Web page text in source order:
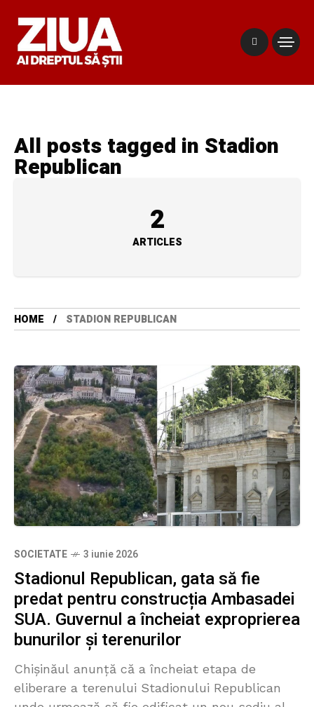
All posts tagged in Stadion
Republican
2
ARTICLES
HOME STADION REPUBLICAN
SOCIETATE 3 iunie 2026
Stadionul Republican, gata să fie
predat pentru construcția Ambasadei
SUA. Guvernul a încheiat exproprierea
bunurilor și terenurilor
Chișinăul anunță că a încheiat etapa de
eliberare a terenului Stadionului Republican